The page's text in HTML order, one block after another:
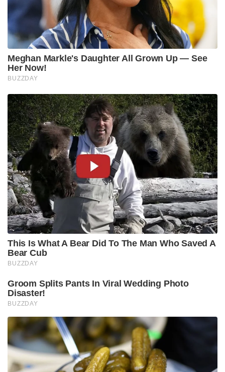
Meghan Markle's Daughter All Grown Up — See
Her Now!
BUZZDAY
This Is What A Bear Did To The Man Who Saved A
Bear Cub
BUZZDAY
Groom Splits Pants In Viral Wedding Photo
Disaster!
BUZZDAY